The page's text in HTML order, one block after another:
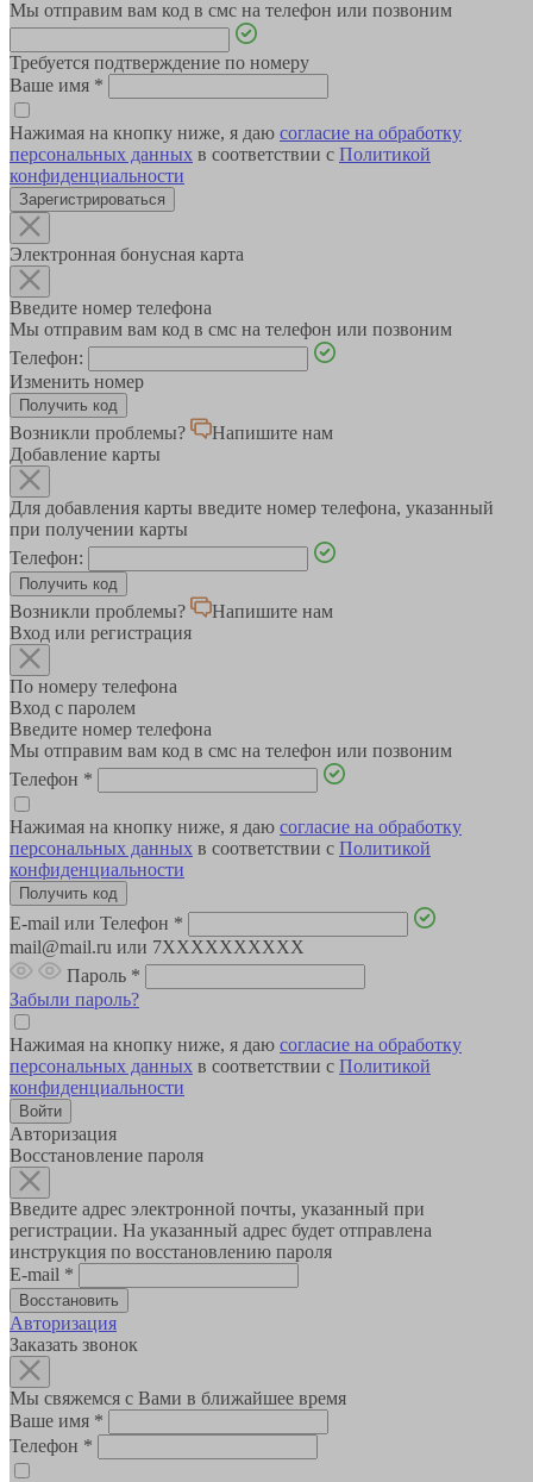
Мы отправим вам код в смс на телефон или позвоним
Требуется подтверждение по номеру
Ваше имя *
Нажимая на кнопку ниже, я даю согласие на обработку
персональных данных в соответствии с Политикой
конфиденциальности
Зарегистрироваться
Электронная бонусная карта
Введите номер телефона
Мы отправим вам код в смс на телефон или позвоним
Телефон:
Изменить номер
Возникли проблемы?
Напишите нам
Добавление карты
Для добавления карты введите номер телефона, указанный
при получении карты
Телефон:
Возникли проблемы?
Напишите нам
Вход или регистрация
По номеру телефона
Вход с паролем
Введите номер телефона
Мы отправим вам код в смс на телефон или позвоним
Телефон *
Нажимая на кнопку ниже, я даю согласие на обработку
персональных данных в соответствии с Политикой
конфиденциальности
E-mail или Телефон *
mail@mail.ru или 7XXXXXXXXXX
Пароль *
Забыли пароль?
Нажимая на кнопку ниже, я даю согласие на обработку
персональных данных в соответствии с Политикой
конфиденциальности
Авторизация
Восстановление пароля
Введите адрес электронной почты, указанный при
регистрации. На указанный адрес будет отправлена
инструкция по восстановлению пароля
E-mail *
Авторизация
Заказать звонок
Мы свяжемся с Вами в ближайшее время
Ваше имя *
Телефон *